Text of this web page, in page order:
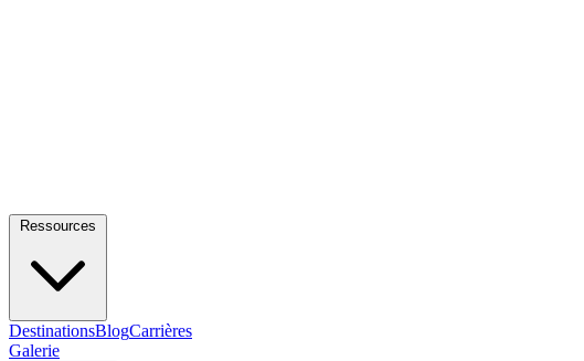
DestinationsBlogCarrières
Galerie